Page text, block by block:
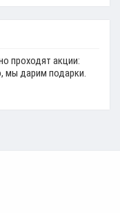
проходят акции:
мы дарим подарки.